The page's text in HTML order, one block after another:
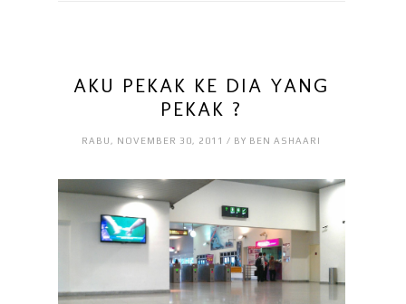
AKU PEKAK KE DIA YANG
PEKAK ?
RABU, NOVEMBER 30, 2011 / BY BEN ASHAARI